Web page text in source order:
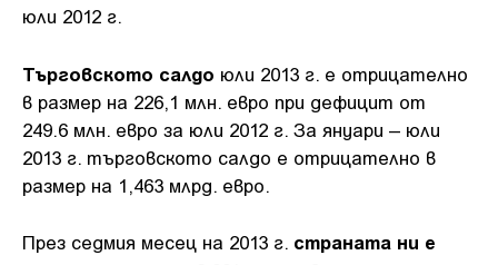
юли 2012 г.
Търговското салдо юли 2013 г. е отрицателно
в размер на 226,1 млн. евро при дефицит от
249.6 млн. евро за юли 2012 г. За януари – юли
2013 г. търговското салдо е отрицателно в
размер на 1,463 млрд. евро.
През седмия месец на 2013 г. страната ни е